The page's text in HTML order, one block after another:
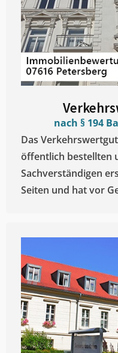
nach § 194
Das
öffentlich bestellten
Sachverständigen
Seiten und hat vor